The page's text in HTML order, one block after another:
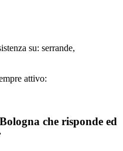
su: serrande,
attivo:
che risponde ed